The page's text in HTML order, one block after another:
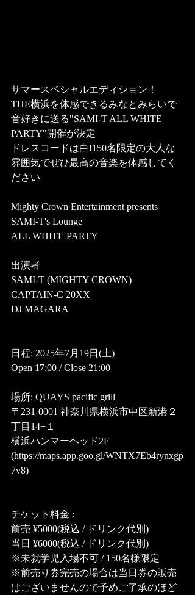
サマースペシャルエディション！
THE横浜を体感できるみなとみらいで
音好きに送る"SAMI-T ALL WHITE
PARTY"開催が決定
ドレスコードは白!150名限定の大人な
雰囲気でぜひ最高の音楽を体感してく
ださい
Mighty Crown Entertainment presents
SAMI-T's Lounge
ALL WHITE PARTY
出演者
SAMI-T (MIGHTY CROWN)
CAPTAIN-C 20XX
DJ MAGARA
日程: 2025年7月19日(土)
Open 17:00 / Close 21:00
場所: QUAYS pacific grill
〒231-0001 神奈川県横浜市中区新港２
丁目14−１
横浜ハンマーヘッド2F
(https://maps.app.goo.gl/WNTX7Eb4rynxgp
7v8)
チケット料金 :
前売 ¥5000(税込 / ドリンク代別)
当日 ¥6000(税込 / ドリンク代別)
※未就学児入場不可 / 150名様限定
※前売り券完売の場合は当日券の販売
はございませんので予めご了承のほど